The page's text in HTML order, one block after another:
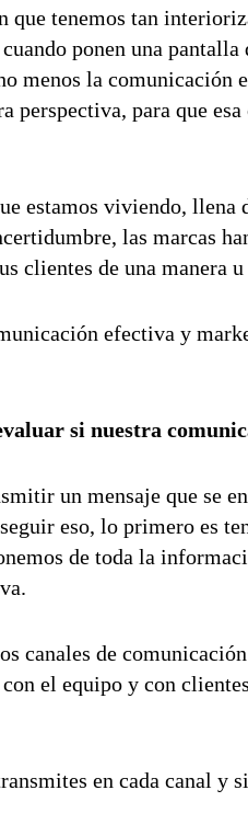
tenemos tan
ponen una
menos la comunicación
perspectiva, para que
estamos viviendo, llena
las marcas
clientes de una manera
efectiva y
si nuestra
un mensaje que se
eso, lo primero es
de toda la
canales de
el equipo y con
en cada canal y